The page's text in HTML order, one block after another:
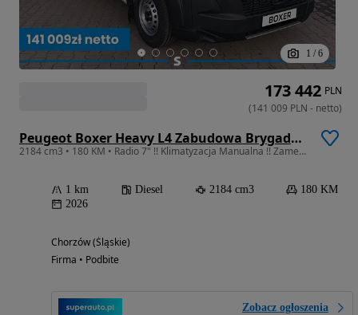
1 / 6
Peugeot Boxer Heavy L4 Zabudowa Brygadowa + Skrzynia 2.2 180KM
2184 cm3 • 180 KM • Radio 7" !! Klimatyzacja Manualna !! Zamek Centralny !!
1 km Diesel 2184 cm3
180 KM
2026
Chorzów (Śląskie)
Firma • Podbite
Zobacz ogłoszenia
173 442 PLN
(141 009 PLN - netto)